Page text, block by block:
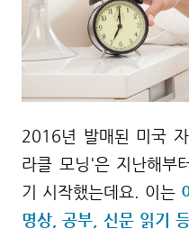
2016년 발매된 미국
라클 모닝'은 지난해부
기 시작했는데요. 이는
명상, 공부, 신문 읽기